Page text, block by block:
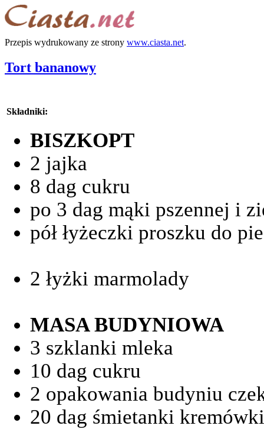
Przepis wydrukowany ze strony www.ciasta.net.
Tort bananowy
Składniki:
BISZKOPT
2 jajka
8 dag cukru
po 3 dag mąki pszennej i
pół łyżeczki proszku do
2 łyżki marmolady
MASA BUDYNIOWA
3 szklanki mleka
10 dag cukru
2 opakowania budyniu
20 dag śmietanki kremówki